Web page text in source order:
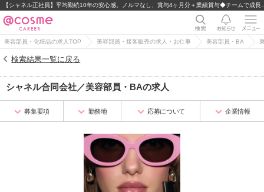
美容部員・化粧品の求人TOP 美容部員・接客販売の求人・お仕事 美容部員・BA
検索結果一覧に戻る
シャネル合同会社／美容部員・BAの求人
募集要項 勤務地 応募について 企業情報